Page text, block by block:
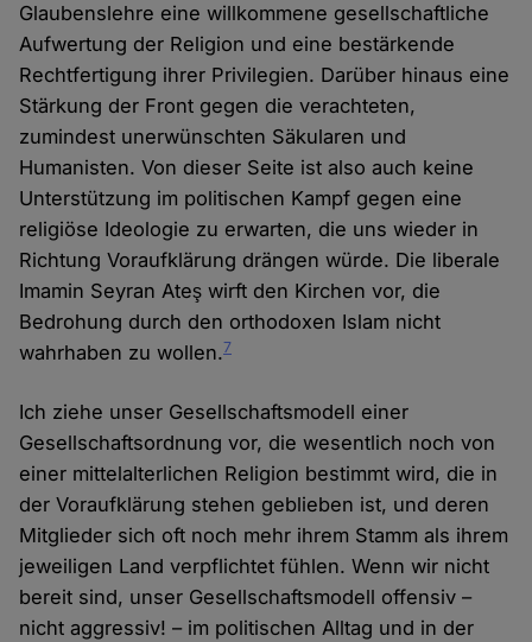
Glaubenslehre eine willkommene gesellschaftliche
Aufwertung der Religion und eine bestärkende
Rechtfertigung ihrer Privilegien. Darüber hinaus eine
Stärkung der Front gegen die verachteten,
zumindest unerwünschten Säkularen und
Humanisten. Von dieser Seite ist also auch keine
Unterstützung im politischen Kampf gegen eine
religiöse Ideologie zu erwarten, die uns wieder in
Richtung Voraufklärung drängen würde. Die liberale
Imamin Seyran Ateş wirft den Kirchen vor, die
Bedrohung durch den orthodoxen Islam nicht
wahrhaben zu wollen.7
Ich ziehe unser Gesellschaftsmodell einer
Gesellschaftsordnung vor, die wesentlich noch von
einer mittelalterlichen Religion bestimmt wird, die in
der Voraufklärung stehen geblieben ist, und deren
Mitglieder sich oft noch mehr ihrem Stamm als ihrem
jeweiligen Land verpflichtet fühlen. Wenn wir nicht
bereit sind, unser Gesellschaftsmodell offensiv –
nicht aggressiv! – im politischen Alltag und in der